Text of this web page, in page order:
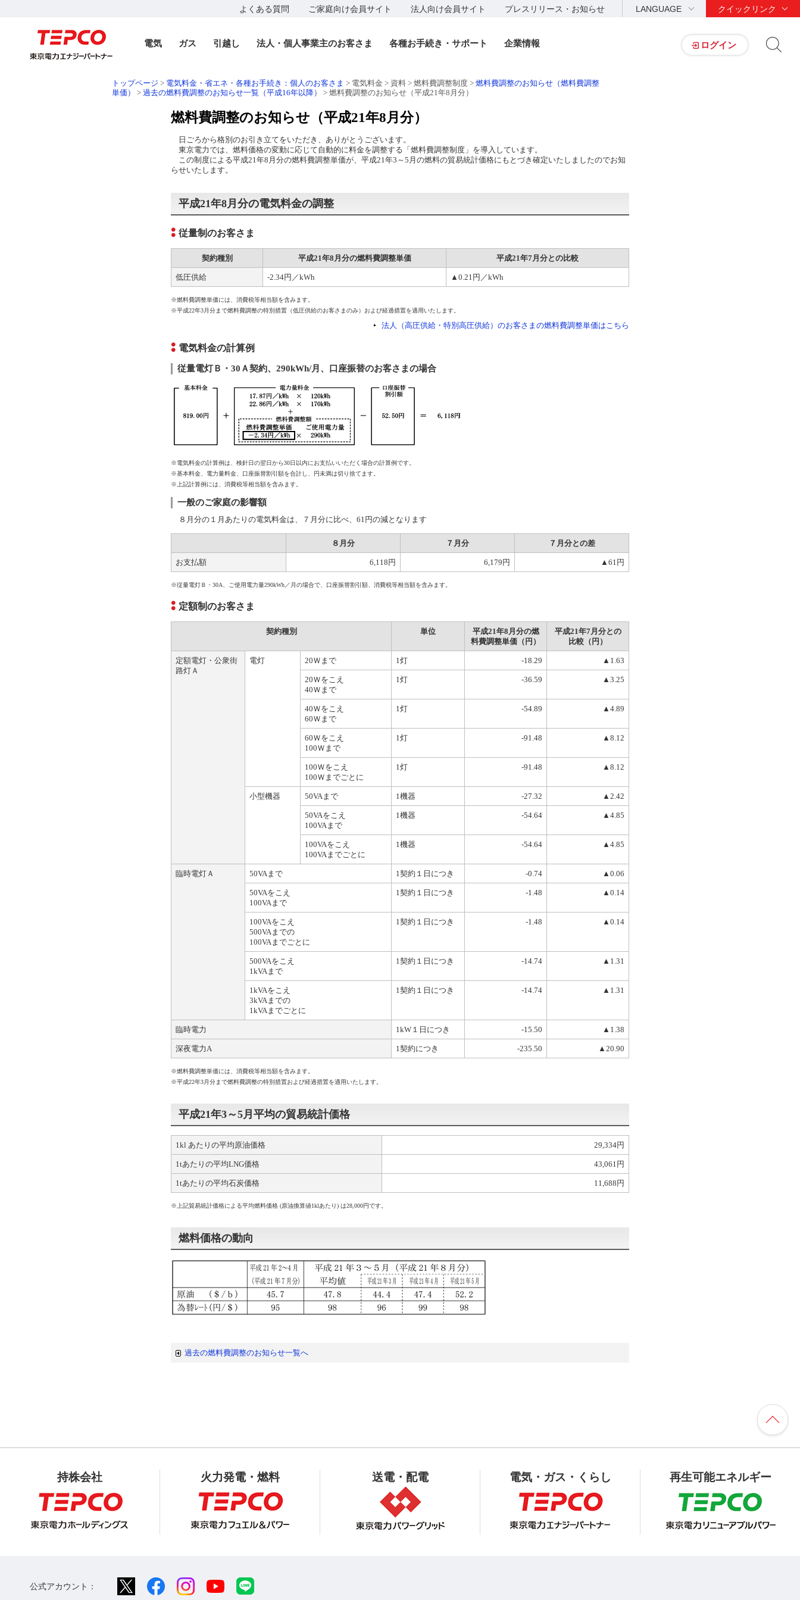
よくある質問 ご家庭向け会員サイト 法人向け会員サイト プレスリリース・お知らせ LANGUAGE クイックリンク
ログイン
電気 ガス 引越し 法人・個人事業主のお客さま 各種お手続き・サポート 企業情報
トップページ > 電気料金・省エネ・各種お手続き：個人のお客さま > 電気料金 > 資料 > 燃料費調整制度 > 燃料費調整のお知らせ（燃料費調整
単価）
> 過去の燃料費調整のお知らせ一覧（平成16年以降） > 燃料費調整のお知らせ（平成21年8月分）
燃料費調整のお知らせ（平成21年8月分）
日ごろから格別のお引き立てをいただき、ありがとうございます。
東京電力では、燃料価格の変動に応じて自動的に料金を調整する「燃料費調整制度」を導入しています。
この制度による平成21年8月分の燃料費調整単価が、平成21年3～5月の燃料の貿易統計価格にもとづき確定いたしましたのでお知
らせいたします。
平成21年8月分の電気料金の調整
従量制のお客さま
契約種別 平成21年8月分の燃料費調整単価 平成21年7月分との比較
低圧供給 -2.34円／kWh ▲0.21円／kWh
※燃料費調整単価には、消費税等相当額を含みます。
※平成22年3月分まで燃料費調整の特別措置（低圧供給のお客さまのみ）および経過措置を適用いたします。
法人（高圧供給・特別高圧供給）のお客さまの燃料費調整単価はこちら
電気料金の計算例
従量電灯Ｂ・30Ａ契約、290kWh/月、口座振替のお客さまの場合
※電気料金の計算例は、検針日の翌日から30日以内にお支払いいただく場合の計算例です。
※基本料金、電力量料金、口座振替割引額を合計し、円未満は切り捨てます。
※上記計算例には、消費税等相当額を含みます。
一般のご家庭の影響額
８月分の１月あたりの電気料金は、７月分に比べ、61円の減となります
８月分 ７月分 ７月分との差
お支払額 6,118円 6,179円 ▲61円
※従量電灯Ｂ・30A、ご使用電力量290kWh／月の場合で、口座振替割引額、消費税等相当額を含みます。
定額制のお客さま
契約種別 単位
平成21年8月分の燃
料費調整単価（円）
平成21年7月分との
比較（円）
定額電灯・公衆街
路灯Ａ
電灯 20Ｗまで 1灯 -18.29 ▲1.63
20Ｗをこえ
40Ｗまで
1灯 -36.59 ▲3.25
40Ｗをこえ
60Ｗまで
1灯 -54.89 ▲4.89
60Ｗをこえ
100Ｗまで
1灯 -91.48 ▲8.12
100Ｗをこえ
100Ｗまでごとに
1灯 -91.48 ▲8.12
小型機器 50VAまで 1機器 -27.32 ▲2.42
50VAをこえ
100VAまで
1機器 -54.64 ▲4.85
100VAをこえ
100VAまでごとに
1機器 -54.64 ▲4.85
臨時電灯Ａ 50VAまで 1契約１日につき -0.74 ▲0.06
50VAをこえ
100VAまで
1契約１日につき -1.48 ▲0.14
100VAをこえ
500VAまでの
100VAまでごとに
1契約１日につき -1.48 ▲0.14
500VAをこえ
1kVAまで
1契約１日につき -14.74 ▲1.31
1kVAをこえ
3kVAまでの
1kVAまでごとに
1契約１日につき -14.74 ▲1.31
臨時電力 1kW１日につき -15.50 ▲1.38
深夜電力A 1契約につき -235.50 ▲20.90
※燃料費調整単価には、消費税等相当額を含みます。
※平成22年3月分まで燃料費調整の特別措置および経過措置を適用いたします。
平成21年3～5月平均の貿易統計価格
1kl あたりの平均原油価格 29,334円
1tあたりの平均LNG価格 43,061円
1tあたりの平均石炭価格 11,688円
※上記貿易統計価格による平均燃料価格 (原油換算値1klあたり) は28,000円です。
燃料価格の動向
過去の燃料費調整のお知らせ一覧へ
持株会社 火力発電・燃料 送電・配電 電気・ガス・くらし 再生可能エネルギー
公式アカウント：